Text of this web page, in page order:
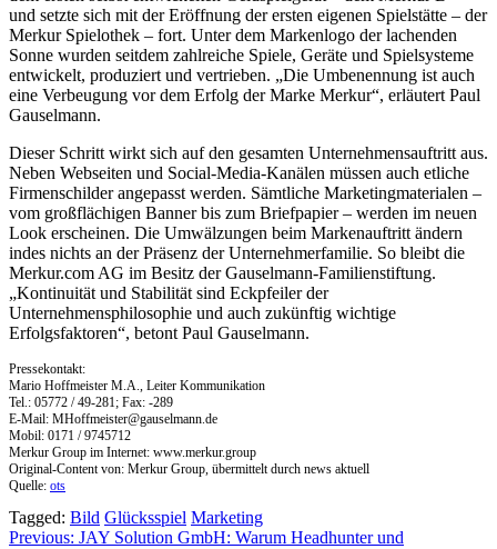
und setzte sich mit der Eröffnung der ersten eigenen Spielstätte – der
Merkur Spielothek – fort. Unter dem Markenlogo der lachenden
Sonne wurden seitdem zahlreiche Spiele, Geräte und Spielsysteme
entwickelt, produziert und vertrieben. „Die Umbenennung ist auch
eine Verbeugung vor dem Erfolg der Marke Merkur“, erläutert Paul
Gauselmann.
Dieser Schritt wirkt sich auf den gesamten Unternehmensauftritt aus.
Neben Webseiten und Social-Media-Kanälen müssen auch etliche
Firmenschilder angepasst werden. Sämtliche Marketingmaterialen –
vom großflächigen Banner bis zum Briefpapier – werden im neuen
Look erscheinen. Die Umwälzungen beim Markenauftritt ändern
indes nichts an der Präsenz der Unternehmerfamilie. So bleibt die
Merkur.com AG im Besitz der Gauselmann-Familienstiftung.
„Kontinuität und Stabilität sind Eckpfeiler der
Unternehmensphilosophie und auch zukünftig wichtige
Erfolgsfaktoren“, betont Paul Gauselmann.
Pressekontakt:
Mario Hoffmeister M.A., Leiter Kommunikation
Tel.: 05772 / 49-281; Fax: -289
E-Mail: MHoffmeister@gauselmann.de
Mobil: 0171 / 9745712
Merkur Group im Internet: www.merkur.group
Original-Content von: Merkur Group, übermittelt durch news aktuell
Quelle: ots
Tagged: Bild Glücksspiel Marketing
Beitragsnavigation
Previous: JAY Solution GmbH: Warum Headhunter und